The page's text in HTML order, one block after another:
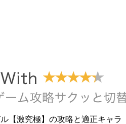
【激究極】の攻略と適正キャラ